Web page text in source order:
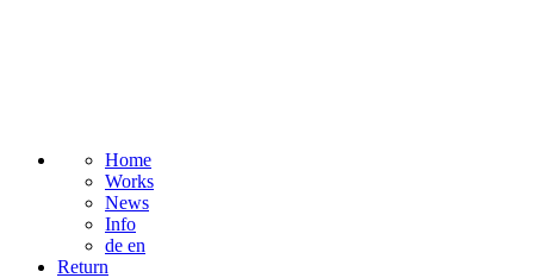
Home
Works
News
Info
de en
Return